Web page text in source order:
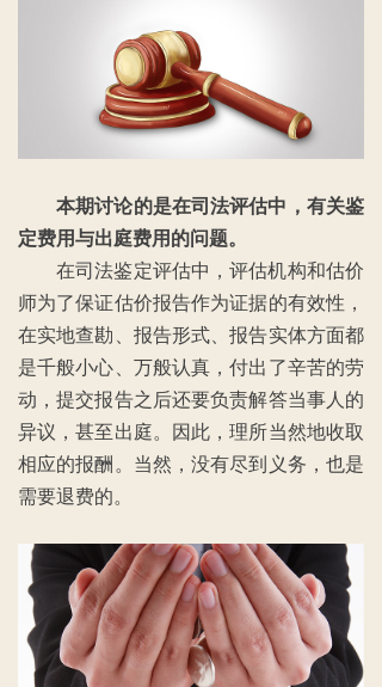
本期讨论的是在司法评估中，有关鉴
定费用与出庭费用的问题。
在司法鉴定评估中，评估机构和估价
师为了保证估价报告作为证据的有效性，
在实地查勘、报告形式、报告实体方面都
是千般小心、万般认真，付出了辛苦的劳
动，提交报告之后还要负责解答当事人的
异议，甚至出庭。因此，理所当然地收取
相应的报酬。当然，没有尽到义务，也是
需要退费的。